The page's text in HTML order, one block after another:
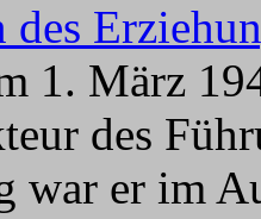
des
1. März
des
war er im